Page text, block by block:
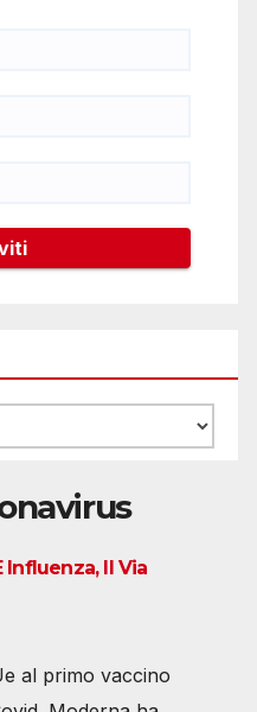
Il Via
al primo vaccino